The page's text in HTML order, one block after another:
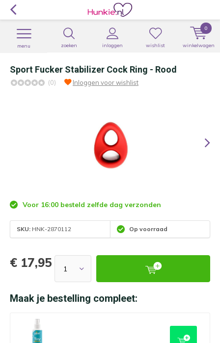
zoeken inloggen
menu wishlist winkelwagen
0
Sport Fucker Stabilizer Cock Ring - Rood
(0) Inloggen voor wishlist
Voor 16:00 besteld zelfde dag verzonden
SKU: HNK-2870112 Op voorraad
€ 17,95
Maak je bestelling compleet: